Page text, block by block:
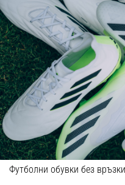
Футболни обувки без